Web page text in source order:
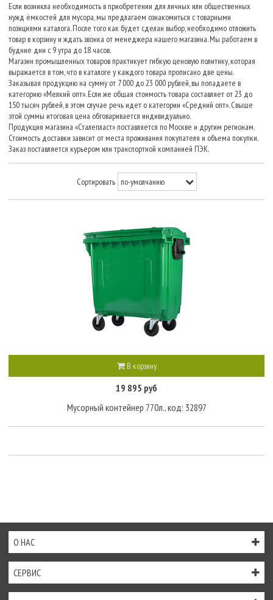
Если возникла необходимость в приобретении для личных или общественных
нужд ёмкостей для мусора, мы предлагаем ознакомиться с товарными
позициями каталога. После того как будет сделан выбор, необходимо отложить
товар в корзину и ждать звонка от менеджера нашего магазина. Мы работаем в
будние дни с 9 утра до 18 часов.
Магазин промышленных товаров практикует гибкую ценовую политику, которая
выражается в том, что в каталоге у каждого товара прописано две цены.
Заказывая продукцию на сумму от 7 000 до 23 000 рублей, вы попадаете в
категорию «Мелкий опт». Если же общая стоимость товара составляет от 23 до
150 тысяч рублей, в этом случае речь идет о категории «Средний опт». Свыше
этой суммы итоговая цена обговаривается индивидуально.
Продукция магазина «Сталепласт» поставляется по Москве и другим регионам.
Стоимость доставки зависит от места проживания покупателя и объема покупки.
Заказ поставляется курьером или транспортной компанией ПЭК.
Сортировать
В корзину
19 895 руб
Мусорный контейнер 770л., код: 32897
О НАС
СЕРВИС